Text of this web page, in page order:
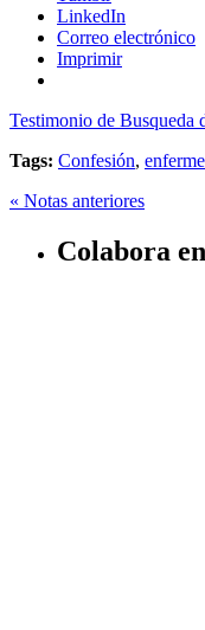
LinkedIn
Correo electrónico
Imprimir
Testimonio de Busqueda
Tags: Confesión,
« Notas anteriores
Colabora